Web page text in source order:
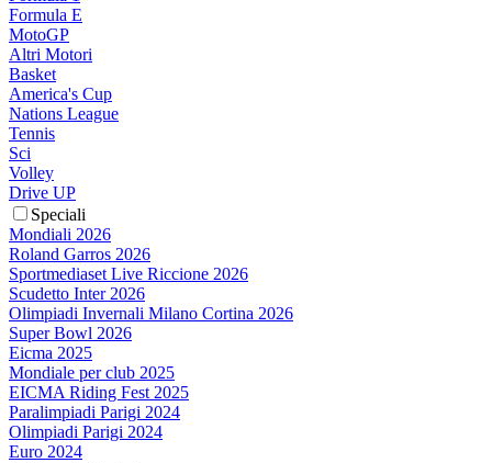
Formula E
MotoGP
Altri Motori
Basket
America's Cup
Nations League
Tennis
Sci
Volley
Drive UP
Speciali
Mondiali 2026
Roland Garros 2026
Sportmediaset Live Riccione 2026
Scudetto Inter 2026
Olimpiadi Invernali Milano Cortina 2026
Super Bowl 2026
Eicma 2025
Mondiale per club 2025
EICMA Riding Fest 2025
Paralimpiadi Parigi 2024
Olimpiadi Parigi 2024
Euro 2024